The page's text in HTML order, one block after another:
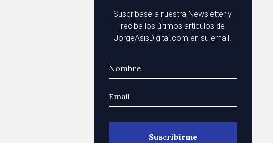
Suscríbase a nuestra Newsletter y
reciba los últimos artículos de
JorgeAsisDigital.com en su email.